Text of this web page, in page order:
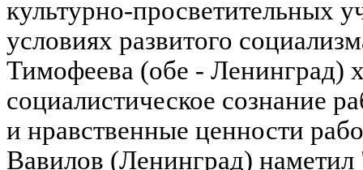
культурно-просветительных
условиях развитого
Тимофеева (обе - Ленинград)
социалистическое сознание
и нравственные ценности
Вавилов (Ленинград)